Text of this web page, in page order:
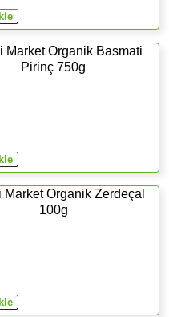
Market Organik Basmati
Pirinç 750g
Market Organik Zerdeçal
100g